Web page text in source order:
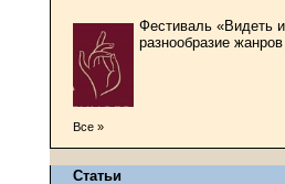
Фестиваль «Видеть
разнообразие
Все »
Статьи